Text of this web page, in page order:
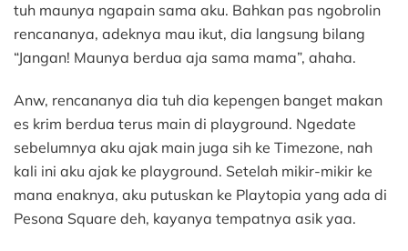
tuh maunya ngapain sama aku. Bahkan pas ngobrolin
rencananya, adeknya mau ikut, dia langsung bilang
“Jangan! Maunya berdua aja sama mama”, ahaha.
Anw, rencananya dia tuh dia kepengen banget makan
es krim berdua terus main di playground. Ngedate
sebelumnya aku ajak main juga sih ke Timezone, nah
kali ini aku ajak ke playground. Setelah mikir-mikir ke
mana enaknya, aku putuskan ke Playtopia yang ada di
Pesona Square deh, kayanya tempatnya asik yaa.